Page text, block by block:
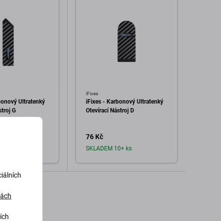
Ultratenký
G
iFixes
iFixes - Karbonový Ultratenký
Otevírací Nástroj D
76 Kč
SKLADEM 10+ ks